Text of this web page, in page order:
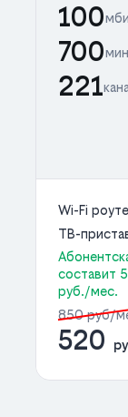
100
700
221
Wi-Fi
ТВ-
составит
руб./мес.
850 руб/
520